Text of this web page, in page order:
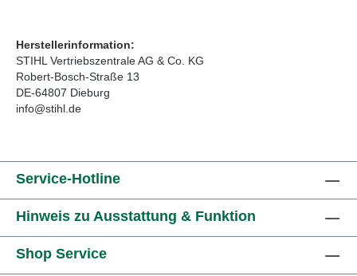
Herstellerinformation:
STIHL Vertriebszentrale AG & Co. KG
Robert-Bosch-Straße 13
DE-64807 Dieburg
info@stihl.de
Service-Hotline
Hinweis zu Ausstattung & Funktion
Shop Service